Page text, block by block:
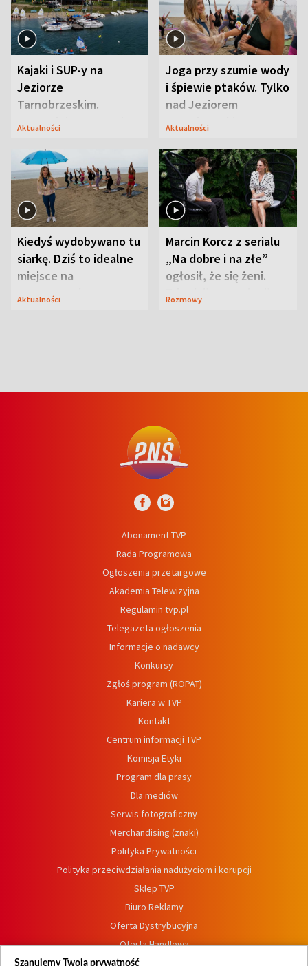
Kajaki i SUP-y na
Jeziorze
Tarnobrzeskim.
Przyrodnicy zwracają
Aktualności
Joga przy szumie wody
i śpiewie ptaków. Tylko
nad Jeziorem
Tarnobrzeskim
Aktualności
Kiedyś wydobywano tu
siarkę. Dziś to idealne
miejsce na
wypoczynek
Aktualności
Marcin Korcz z serialu
„Na dobre i na złe”
ogłosił, że się żeni.
Zdradził, co zmienił
Rozmowy
Abonament TVP
Rada Programowa
Ogłoszenia przetargowe
Akademia Telewizyjna
Regulamin tvp.pl
Telegazeta ogłoszenia
Informacje o nadawcy
Konkursy
Zgłoś program (ROPAT)
Kariera w TVP
Kontakt
Centrum informacji TVP
Komisja Etyki
Program dla prasy
Dla mediów
Serwis fotograficzny
Merchandising (znaki)
Polityka Prywatności
Polityka przeciwdziałania nadużyciom i korupcji
Sklep TVP
Biuro Reklamy
Oferta Dystrybucyjna
Oferta Handlowa
Dostępność
Szanujemy Twoją prywatność